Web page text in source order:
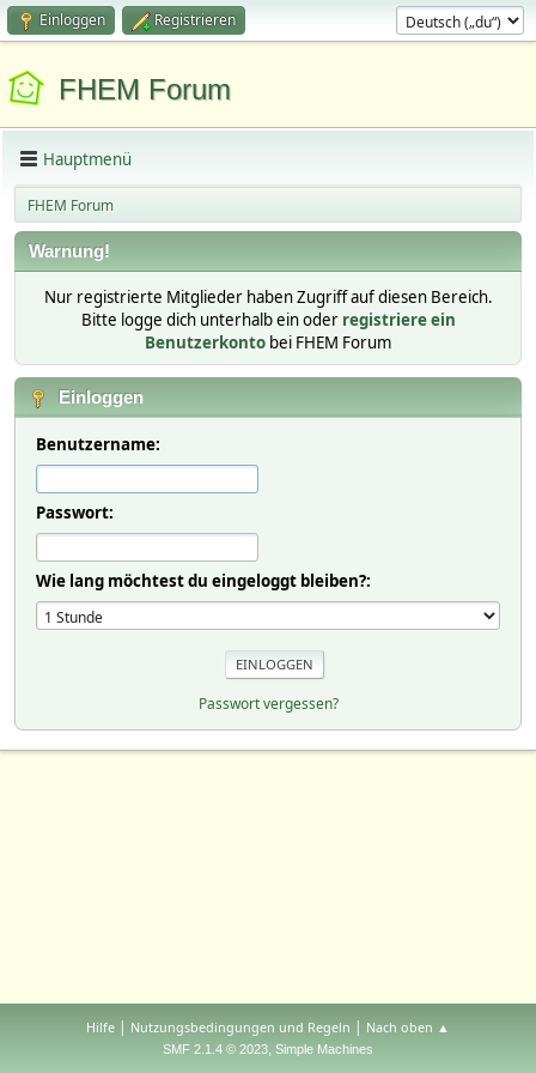
Einloggen Registrieren
FHEM Forum
Hauptmenü
FHEM Forum
Warnung!
Nur registrierte Mitglieder haben Zugriff auf diesen Bereich.
Bitte logge dich unterhalb ein oder registriere ein
Benutzerkonto bei FHEM Forum
Einloggen
Benutzername:
Passwort:
Wie lang möchtest du eingeloggt bleiben?:
Passwort vergessen?
Hilfe | Nutzungsbedingungen und Regeln | Nach oben ▲
SMF 2.1.4 © 2023, Simple Machines